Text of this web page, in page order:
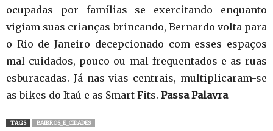
ocupadas por famílias se exercitando enquanto
vigiam suas crianças brincando, Bernardo volta para
o Rio de Janeiro decepcionado com esses espaços
mal cuidados, pouco ou mal frequentados e as ruas
esburacadas. Já nas vias centrais, multiplicaram-se
as bikes do Itaú e as Smart Fits. Passa Palavra
TAGS BAIRROS_E_CIDADES